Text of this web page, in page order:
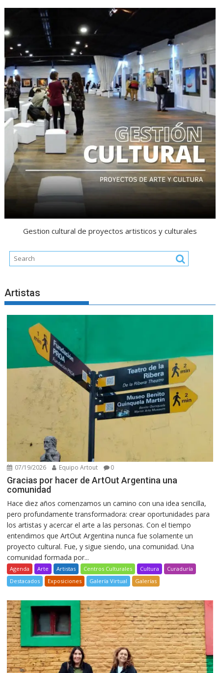
Gestion cultural de proyectos artisticos y culturales
Artistas
07/19/2026 Equipo Artout 0
Gracias por hacer de ArtOut Argentina una
comunidad
Hace diez años comenzamos un camino con una idea sencilla,
pero profundamente transformadora: crear oportunidades para
los artistas y acercar el arte a las personas. Con el tiempo
entendimos que ArtOut Argentina nunca fue solamente un
proyecto cultural. Fue, y sigue siendo, una comunidad. Una
comunidad formada por...
Agenda Arte Artistas Centros Culturales Cultura
Curaduría
Destacados
Exposiciones Galería Virtual Galerías